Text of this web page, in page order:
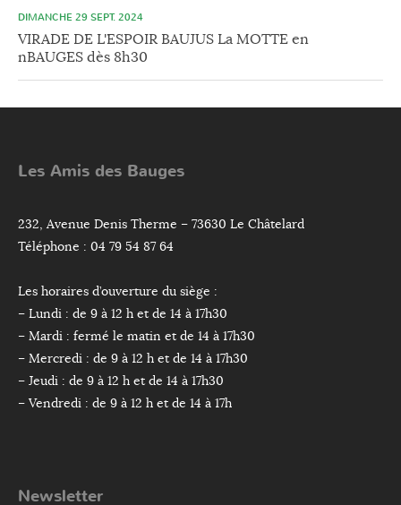
DIMANCHE 29 SEPT. 2024
VIRADE DE L'ESPOIR BAUJUS La MOTTE en
nBAUGES dès 8h30
Les Amis des Bauges
232, Avenue Denis Therme – 73630 Le Châtelard
Téléphone : 04 79 54 87 64
Les horaires d’ouverture du siège :
– Lundi : de 9 à 12 h et de 14 à 17h30
– Mardi : fermé le matin et de 14 à 17h30
– Mercredi : de 9 à 12 h et de 14 à 17h30
– Jeudi : de 9 à 12 h et de 14 à 17h30
– Vendredi : de 9 à 12 h et de 14 à 17h
Newsletter